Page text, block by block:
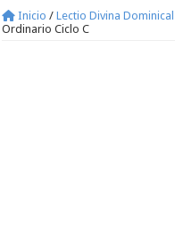
Inicio / Lectio Divina Dominical
Ordinario Ciclo C